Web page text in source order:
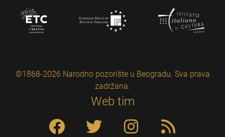
©1868-2026 Narodno pozorište u Beogradu. Sva prava
zadržana.
Web tim